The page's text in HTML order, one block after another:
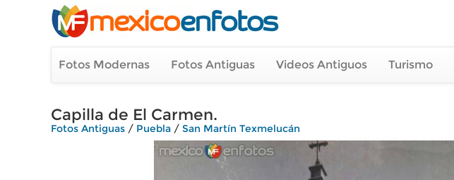
Fotos Modernas Fotos Antiguas Videos Antiguos Turismo
Capilla de El Carmen.
Fotos Antiguas / Puebla / San Martín Texmelucán